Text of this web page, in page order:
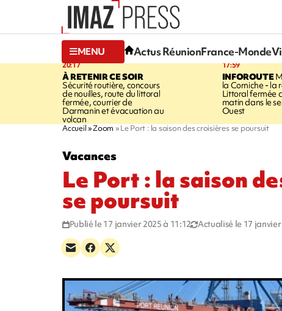
MENU Actus RéunionFrance-Monde
20:17
À RETENIR CE SOIR
Sécurité routière, concours
de nouilles, route du littoral
fermée, courrier de
Darmanin et évacuation au
volcan
17:59
INFOROUTE
la Corniche - la
Littoral fermée
matin dans le
Ouest
Accueil Zoom Le Port : la saison des croisières se poursuit
Vacances
Le Port : la saison
se poursuit
Publié le 17 janvier 2025 à 11:12 Actualisé le 17